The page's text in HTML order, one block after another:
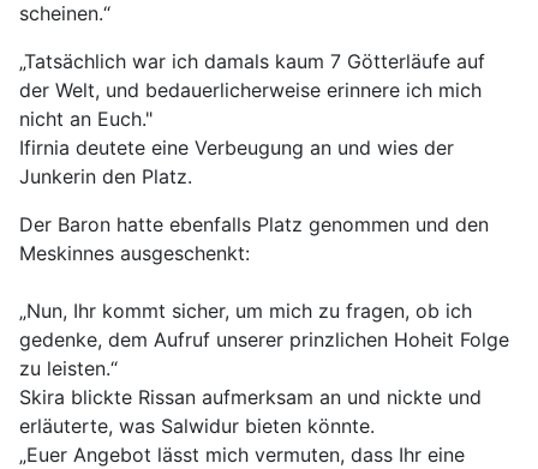
scheinen.“
„Tatsächlich war ich damals kaum 7 Götterläufe auf
der Welt, und bedauerlicherweise erinnere ich mich
nicht an Euch."
Ifirnia deutete eine Verbeugung an und wies der
Junkerin den Platz.
Der Baron hatte ebenfalls Platz genommen und den
Meskinnes ausgeschenkt:
„Nun, Ihr kommt sicher, um mich zu fragen, ob ich
gedenke, dem Aufruf unserer prinzlichen Hoheit Folge
zu leisten.“
Skira blickte Rissan aufmerksam an und nickte und
erläuterte, was Salwidur bieten könnte.
„Euer Angebot lässt mich vermuten, dass Ihr eine